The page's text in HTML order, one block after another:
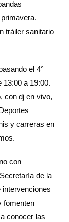
tráiler sanitario
el 4°
13:00 a 19:00.
con dj en vivo,
y carreras en
con
de la
intervenciones
fomenten
conocer las